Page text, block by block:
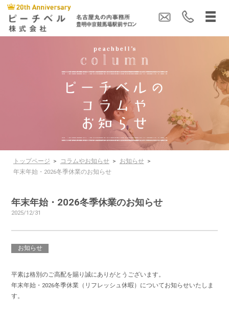
トップページ > コラムやお知らせ > お知らせ >
年末年始・2026冬季休業のお知らせ
年末年始・2026冬季休業のお知らせ
2025/12/31
お知らせ
平素は格別のご高配を賜り誠にありがとうございます。
年末年始・2026冬季休業（リフレッシュ休暇）についてお知らせいたしま
す。